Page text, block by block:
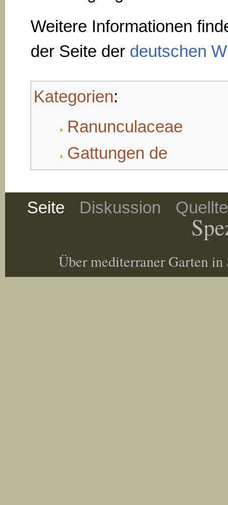
Weitere Informationen
der Seite der deutschen
Kategorien:
Ranunculaceae
Gattungen de
Seite Diskussion
Über mediterraner Garten in